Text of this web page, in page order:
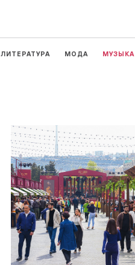
ЛИТЕРАТУРА МОДА МУЗЫКА